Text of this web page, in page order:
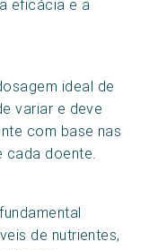
eficácia e a
ideal de
variar e deve
com base nas
doente.
de nutrientes,